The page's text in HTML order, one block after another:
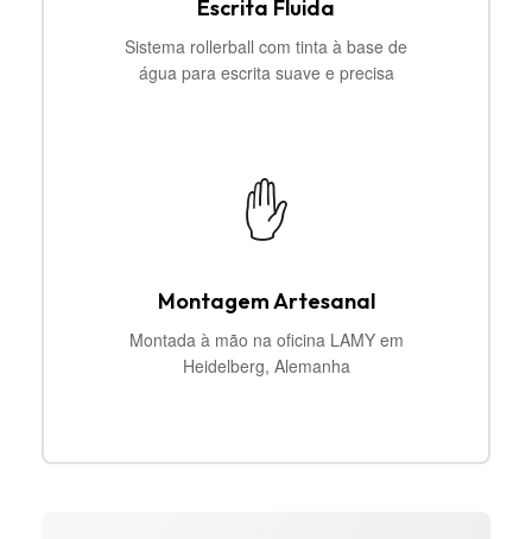
Escrita Fluida
Sistema rollerball com tinta à base de
água para escrita suave e precisa
✋
Montagem Artesanal
Montada à mão na oficina LAMY em
Heidelberg, Alemanha